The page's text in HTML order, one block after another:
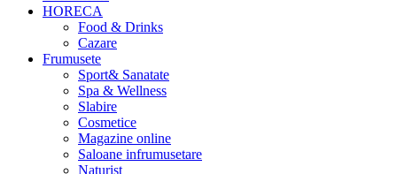
HORECA
Food & Drinks
Cazare
Frumusete
Sport& Sanatate
Spa & Wellness
Slabire
Cosmetice
Magazine online
Saloane infrumusetare
Naturist